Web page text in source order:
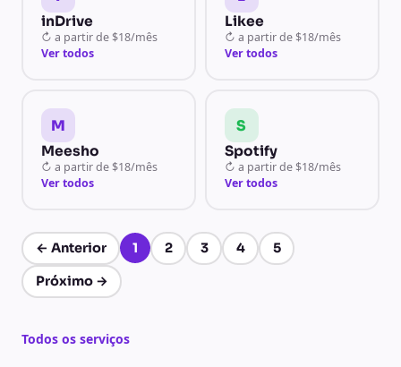
inDrive
↻ a partir de $18/mês
Ver todos
Likee
↻ a partir de $18/mês
Ver todos
M
Meesho
↻ a partir de $18/mês
Ver todos
S
Spotify
↻ a partir de $18/mês
Ver todos
← Anterior 1 2 3 4 5
Próximo→
Página 1 de 5
Todos os serviços